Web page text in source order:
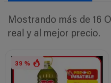
Mostrando más de 16
real y al mejor precio.
39 %